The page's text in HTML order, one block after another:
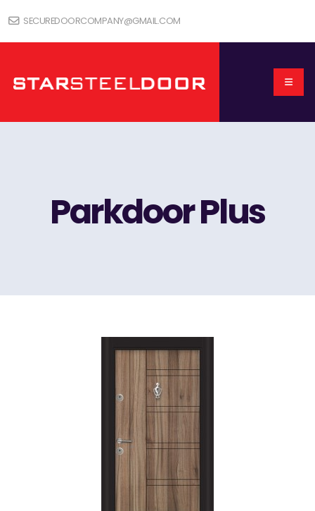
SECUREDOORCOMPANY@GMAIL.COM
Parkdoor Plus